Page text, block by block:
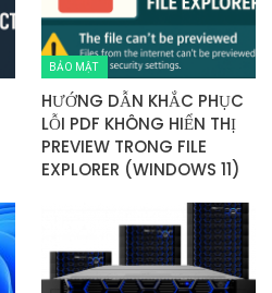
BẢO MẬT
HƯỚNG DẪN KHẮC PHỤC
LỖI PDF KHÔNG HIỂN THỊ
PREVIEW TRONG FILE
EXPLORER (WINDOWS 11)